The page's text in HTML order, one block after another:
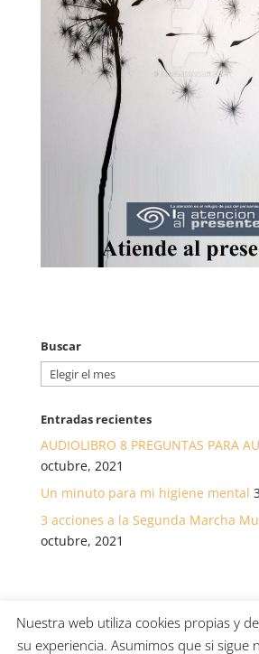
Buscar
Buscar
Entradas recientes
AUDIOLIBRO 8 PREGUNTAS PARA
octubre, 2021
Un minuto para mi higiene mental
3 acciones a la Segunda Marcha
octubre, 2021
Nuestra web utiliza cookies propias y
su experiencia. Asumimos que si sigue